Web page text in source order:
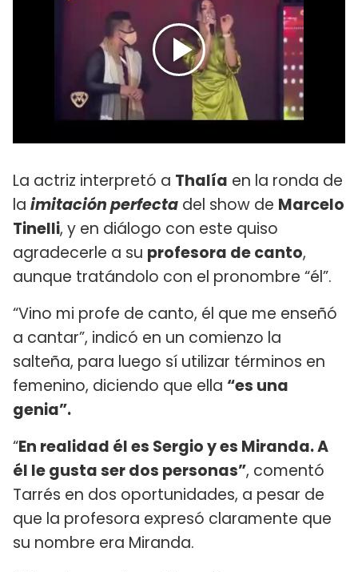
La actriz interpretó a Thalía en la ronda de
la imitación perfecta del show de Marcelo
Tinelli, y en diálogo con este quiso
agradecerle a su profesora de canto,
aunque tratándolo con el pronombre “él”.
“Vino mi profe de canto, él que me enseñó
a cantar”, indicó en un comienzo la
salteña, para luego sí utilizar términos en
femenino, diciendo que ella “es una
genia”.
“En realidad él es Sergio y es Miranda. A
él le gusta ser dos personas”, comentó
Tarrés en dos oportunidades, a pesar de
que la profesora expresó claramente que
su nombre era Miranda.